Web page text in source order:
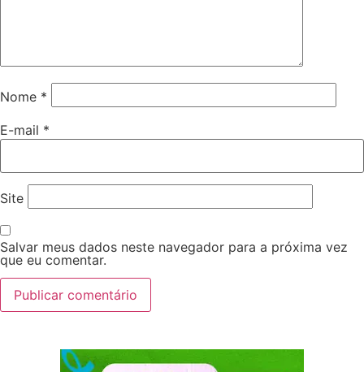
Nome *
E-mail *
Site
Salvar meus dados neste navegador para a próxima vez
que eu comentar.